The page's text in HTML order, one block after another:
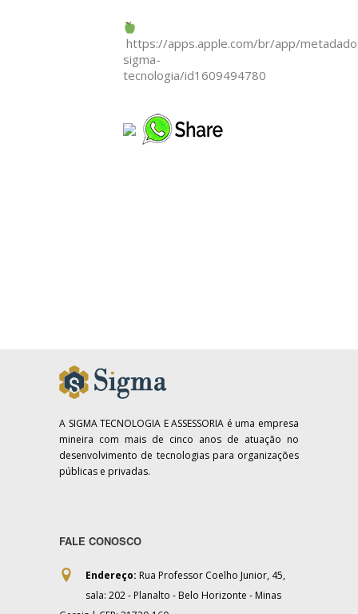
https://apps.apple.com/br/app/
sigma-
tecnologia/id1609494780
A SIGMA TECNOLOGIA E ASSESSORIA é uma empresa
mineira com mais de cinco anos de atuação no
desenvolvimento de tecnologias para organizações
públicas e privadas.
FALE CONOSCO
Endereço: Rua Professor Coelho Junior, 45,
sala: 202 - Planalto - Belo Horizonte - Minas